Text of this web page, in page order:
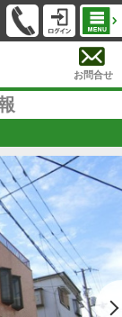
お問合せ